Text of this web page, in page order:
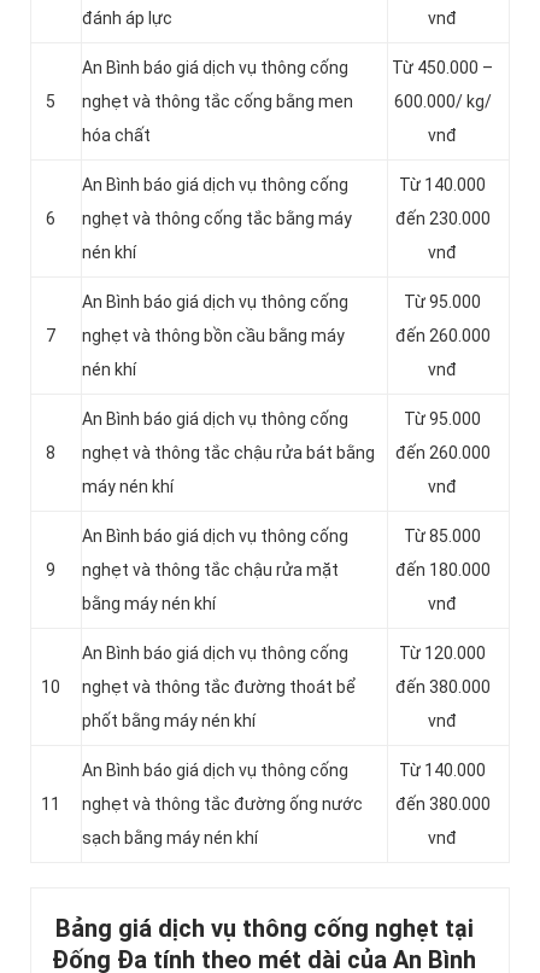
đánh áp lực
vnđ
5
An Bình báo giá dịch vụ thông cống
nghẹt và thông tắc cống bằng men
hóa chất
Từ 450.000 –
600.000/ kg/
vnđ
6
An Bình báo giá dịch vụ thông cống
nghẹt và thông cống tắc bằng máy
nén khí
Từ 140.000
đến 230.000
vnđ
7
An Bình báo giá dịch vụ thông cống
nghẹt và thông bồn cầu bằng máy
nén khí
Từ 95.000
đến 260.000
vnđ
8
An Bình báo giá dịch vụ thông cống
nghẹt và thông tắc chậu rửa bát bằng
máy nén khí
Từ 95.000
đến 260.000
vnđ
9
An Bình báo giá dịch vụ thông cống
nghẹt và thông tắc chậu rửa mặt
bằng máy nén khí
Từ 85.000
đến 180.000
vnđ
10
An Bình báo giá dịch vụ thông cống
nghẹt và thông tắc đường thoát bể
phốt bằng máy nén khí
Từ 120.000
đến 380.000
vnđ
11
An Bình báo giá dịch vụ thông cống
nghẹt và thông tắc đường ống nước
sạch bằng máy nén khí
Từ 140.000
đến 380.000
vnđ
Bảng giá dịch vụ thông cống nghẹt tại
Đống Đa tính theo mét dài của An Bình